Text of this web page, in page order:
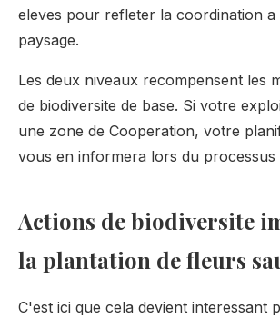
eleves pour refleter la coordination a
paysage.
Les deux niveaux recompensent les
de biodiversite de base. Si votre
une zone de Cooperation, votre
vous en informera lors du processus
Actions de biodiversite
la plantation de fleurs
C'est ici que cela devient interessant